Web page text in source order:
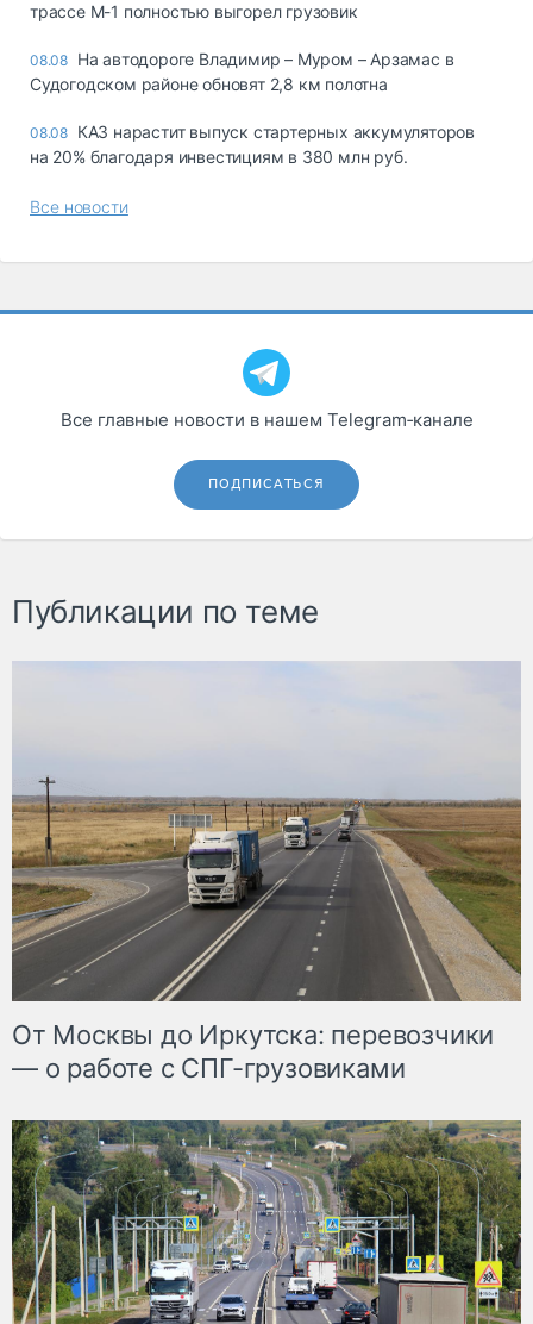
трассе М-1 полностью выгорел грузовик
08.08 На автодороге Владимир – Муром – Арзамас в
Судогодском районе обновят 2,8 км полотна
08.08 КАЗ нарастит выпуск стартерных аккумуляторов
на 20% благодаря инвестициям в 380 млн руб.
Все новости
Все главные новости в нашем Telegram‑канале
ПОДПИСАТЬСЯ
Публикации по теме
От Москвы до Иркутска: перевозчики
— о работе с СПГ-грузовиками